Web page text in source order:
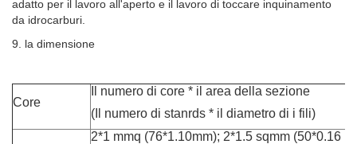
adatto per il lavoro all'aperto e il lavoro di toccare inquinamento
da idrocarburi.
9. la dimensione
Core
Il numero di core * il area della sezione
(Il numero di stanrds * il diametro di i fili)
2*1 mmq (76*1.10mm); 2*1.5 sqmm (50*0.16